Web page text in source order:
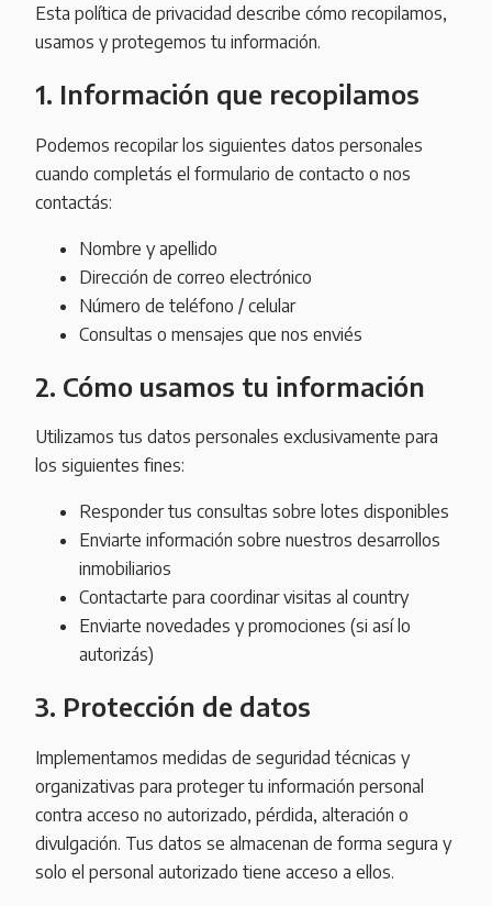
Esta política de privacidad describe cómo recopilamos,
usamos y protegemos tu información.
1. Información que recopilamos
Podemos recopilar los siguientes datos personales
cuando completás el formulario de contacto o nos
contactás:
Nombre y apellido
Dirección de correo electrónico
Número de teléfono / celular
Consultas o mensajes que nos enviés
2. Cómo usamos tu información
Utilizamos tus datos personales exclusivamente para
los siguientes fines:
Responder tus consultas sobre lotes disponibles
Enviarte información sobre nuestros desarrollos
inmobiliarios
Contactarte para coordinar visitas al country
Enviarte novedades y promociones (si así lo
autorizás)
3. Protección de datos
Implementamos medidas de seguridad técnicas y
organizativas para proteger tu información personal
contra acceso no autorizado, pérdida, alteración o
divulgación. Tus datos se almacenan de forma segura y
solo el personal autorizado tiene acceso a ellos.